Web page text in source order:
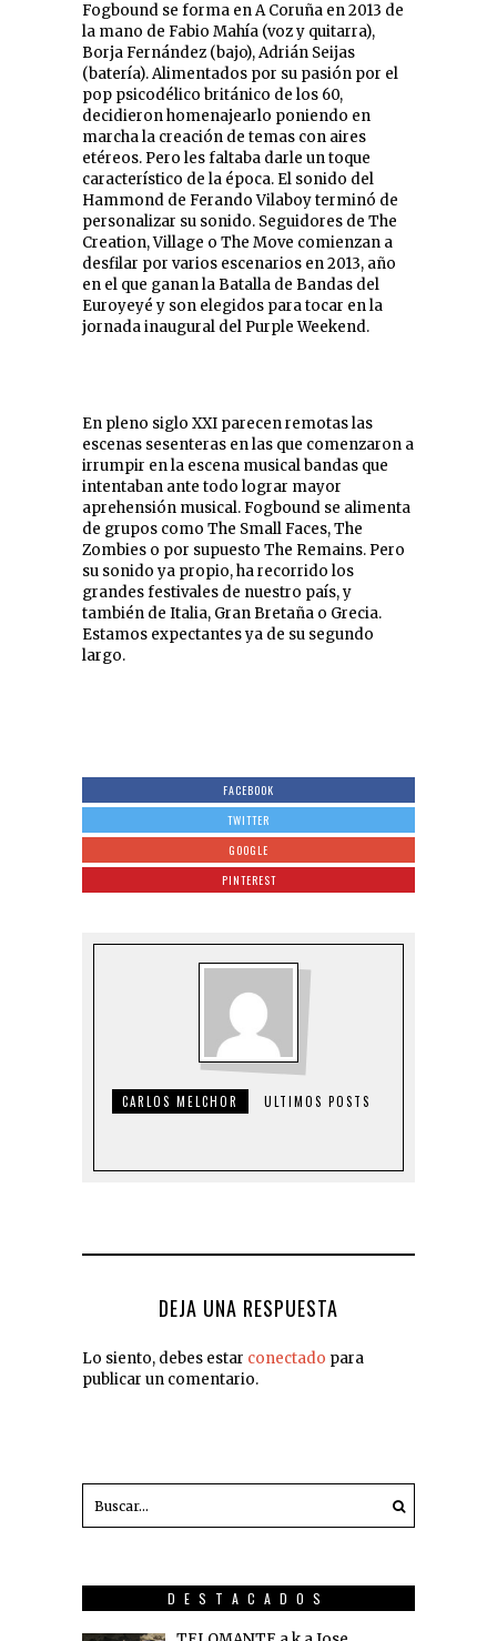
Fogbound se forma en A Coruña en 2013 de
la mano de Fabio Mahía (voz y quitarra),
Borja Fernández (bajo), Adrián Seijas
(batería). Alimentados por su pasión por el
pop psicodélico británico de los 60,
decidieron homenajearlo poniendo en
marcha la creación de temas con aires
etéreos. Pero les faltaba darle un toque
característico de la época. El sonido del
Hammond de Ferando Vilaboy terminó de
personalizar su sonido. Seguidores de The
Creation, Village o The Move comienzan a
desfilar por varios escenarios en 2013, año
en el que ganan la Batalla de Bandas del
Euroyeyé y son elegidos para tocar en la
jornada inaugural del Purple Weekend.
En pleno siglo XXI parecen remotas las
escenas sesenteras en las que comenzaron a
irrumpir en la escena musical bandas que
intentaban ante todo lograr mayor
aprehensión musical. Fogbound se alimenta
de grupos como The Small Faces, The
Zombies o por supuesto The Remains. Pero
su sonido ya propio, ha recorrido los
grandes festivales de nuestro país, y
también de Italia, Gran Bretaña o Grecia.
Estamos expectantes ya de su segundo
largo.
FACEBOOK
TWITTER
GOOGLE
PINTEREST
CARLOS MELCHOR ULTIMOS POSTS
DEJA UNA RESPUESTA
Lo siento, debes estar conectado para
publicar un comentario.
DESTACADOS